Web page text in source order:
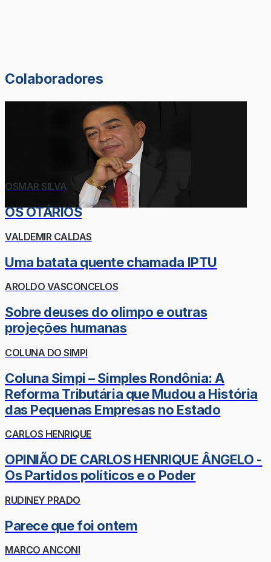
Colaboradores
OSMAR SILVA
OS OTÁRIOS
VALDEMIR CALDAS
Uma batata quente chamada IPTU
AROLDO VASCONCELOS
Sobre deuses do olimpo e outras
projeções humanas
COLUNA DO SIMPI
Coluna Simpi – Simples Rondônia: A
Reforma Tributária que Mudou a História
das Pequenas Empresas no Estado
CARLOS HENRIQUE
OPINIÃO DE CARLOS HENRIQUE ÂNGELO -
Os Partidos políticos e o Poder
RUDINEY PRADO
Parece que foi ontem
MARCO ANCONI